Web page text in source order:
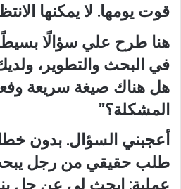
قوت يومها. لا يمكنها
هنا طرح علي سؤالًا
في البحث والتطوير،
هل هناك صيغة سريعة
المشكلة؟”
أعجبني السؤال. بدون
طلب حقيقي من رجل
عملية: ابحث لي عن حل